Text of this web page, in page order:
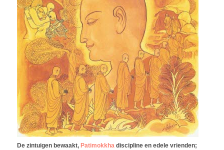
De zintuigen bewaakt, Patimokkha discipline en edele vrienden;